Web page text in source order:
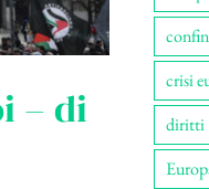
– di
crisi
diritti